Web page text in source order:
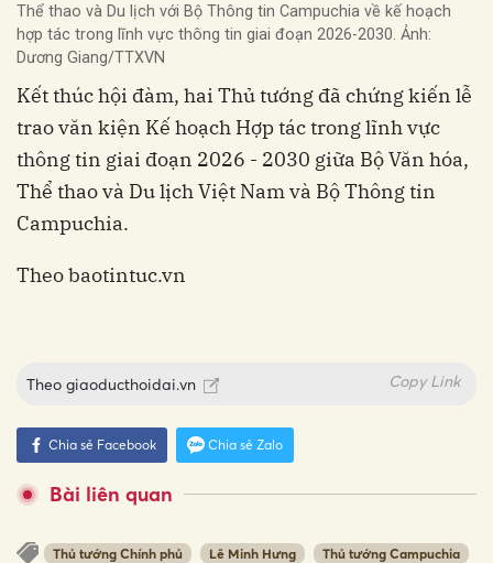
Thể thao và Du lịch với Bộ Thông tin Campuchia về kế hoạch
hợp tác trong lĩnh vực thông tin giai đoạn 2026-2030. Ảnh:
Dương Giang/TTXVN
Kết thúc hội đàm, hai Thủ tướng đã chứng kiến lễ
trao văn kiện Kế hoạch Hợp tác trong lĩnh vực
thông tin giai đoạn 2026 - 2030 giữa Bộ Văn hóa,
Thể thao và Du lịch Việt Nam và Bộ Thông tin
Campuchia.
Theo baotintuc.vn
Theo giaoducthoidai.vn Copy Link
Chia sẻ Facebook Chia sẻ Zalo
Bài liên quan
Thủ tướng Chính phủ Lê Minh Hưng
Thủ tướng Campuchia